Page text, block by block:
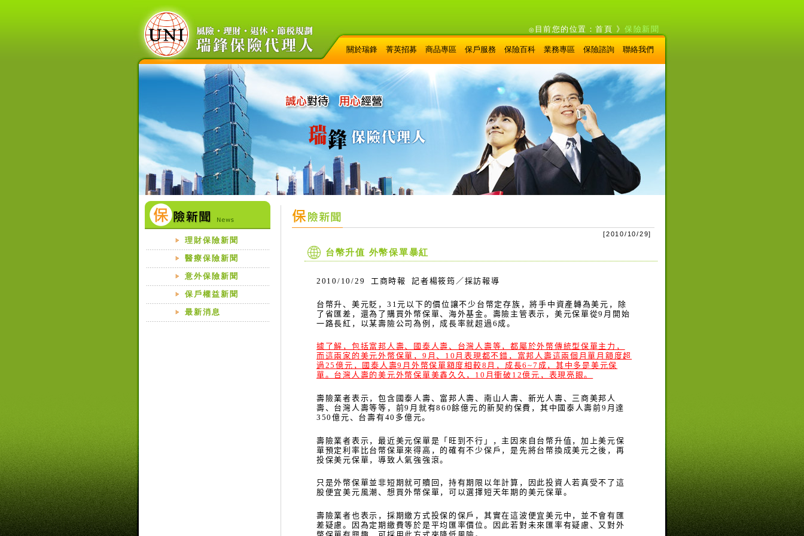
關於瑞鋒 菁英招募 商品專區 保戶服務 保險百科 業務專區 保險諮詢 聯絡我們
◎ 目前您的位置：首頁 》保險新聞
理財保險新聞
醫療保險新聞
意外保險新聞
保戶權益新聞
最新消息
[2010/10/29]
台幣升值 外幣保單暴紅
2010/10/29 工商時報 記者楊筱筠／採訪報導
台幣升、美元貶， 31元以下的價位讓不少台幣定存族，將手中資產轉為美元，除
了省匯差，還為了購買外幣保單、海外基金。壽險主管表示，美元保單從9 月開始
一路長紅，以某壽險公司為例，成長率就超過 6 成。
據了解，包括富邦人壽、國泰人壽、台灣人壽等，都屬於外幣傳統型保單主力，
而這兩家的美元外幣保單， 9 月、 10 月表現都不錯，富邦人壽這兩個月單月額度超
過 25億元，國泰人壽9 月外幣保單額度相較8 月，成長6~7 成，其中多是美元保
單。台灣人壽的美元外幣保單美鑫久久， 10 月衝破 12億元，表現亮眼。
壽險業者表示，包含國泰人壽、富邦人壽、南山人壽、新光人壽、三商美邦人
壽、台灣人壽等等，前9 月就有860餘億元的新契約保費，其中國泰人壽前9 月達
350億元、台壽有40 多億元。
壽險業者表示，最近美元保單是「旺到不行」，主因來自台幣升值，加上美元保
單預定利率比台幣保單來得高，的確有不少保戶，是先將台幣換成美元之後，再
投保美元保單，導致人氣強強滾。
只是外幣保單並非短期就可贖回，持有期限以年計算，因此投資人若真受不了這
股便宜美元風潮、想買外幣保單，可以選擇短天年期的美元保單。
壽險業者也表示，採期繳方式投保的保戶，其實在這波便宜美元中，並不會有匯
差疑慮。因為定期繳費等於是平均匯率價位。因此若對未來匯率有疑慮、又對外